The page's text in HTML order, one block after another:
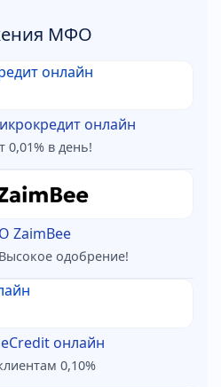
МФО
онлайн
0,01% в день!
ZaimBee
одобрение!
онлайн
0,10%